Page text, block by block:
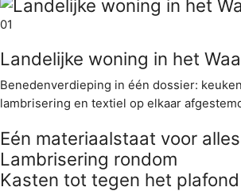
01
Landelijke woning in het
Benedenverdieping in één dossier:
lambrisering en textiel op elkaar
Eén materiaalstaat voor alles
Lambrisering rondom
Kasten tot tegen het plafond